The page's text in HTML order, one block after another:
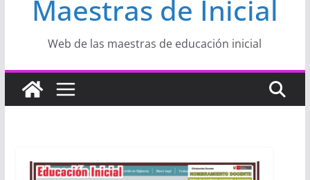
Hermosos dibujos para MAMÁ: colorea con
Manualidades HERMOSAS para mamá
Maestras de Inicial
Web de las maestras de educación inicial